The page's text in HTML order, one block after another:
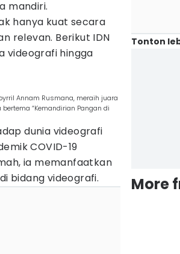
mandiri.
hanya kuat secara
relevan. Berikut IDN
videografi hingga
Annam Rusmana, meraih juara
“Kemandirian Pangan di
dunia videografi
COVID-19
ia memanfaatkan
bidang videografi.
Tonton
More